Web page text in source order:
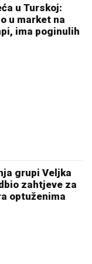
u Turskoj:
u market na
ima poginulih
grupi Veljka
zahtjeve za
optuženima